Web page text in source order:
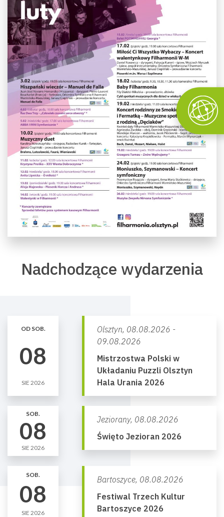
Nadchodzące wydarzenia
OD SOB.
08
SIE 2026
Olsztyn, 08.08.2026 -
09.08.2026
Mistrzostwa Polski w
Układaniu Puzzli Olsztyn
Hala Urania 2026
SOB.
08
SIE 2026
Jeziorany, 08.08.2026
Święto Jezioran 2026
SOB.
08
SIE 2026
Bartoszyce, 08.08.2026
Festiwal Trzech Kultur
Bartoszyce 2026